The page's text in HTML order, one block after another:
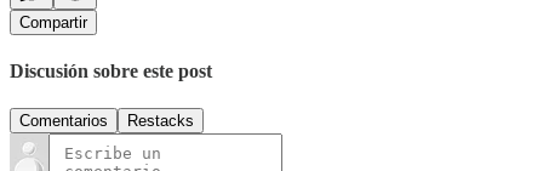
Compartir
Discusión sobre este post
Comentarios Restacks